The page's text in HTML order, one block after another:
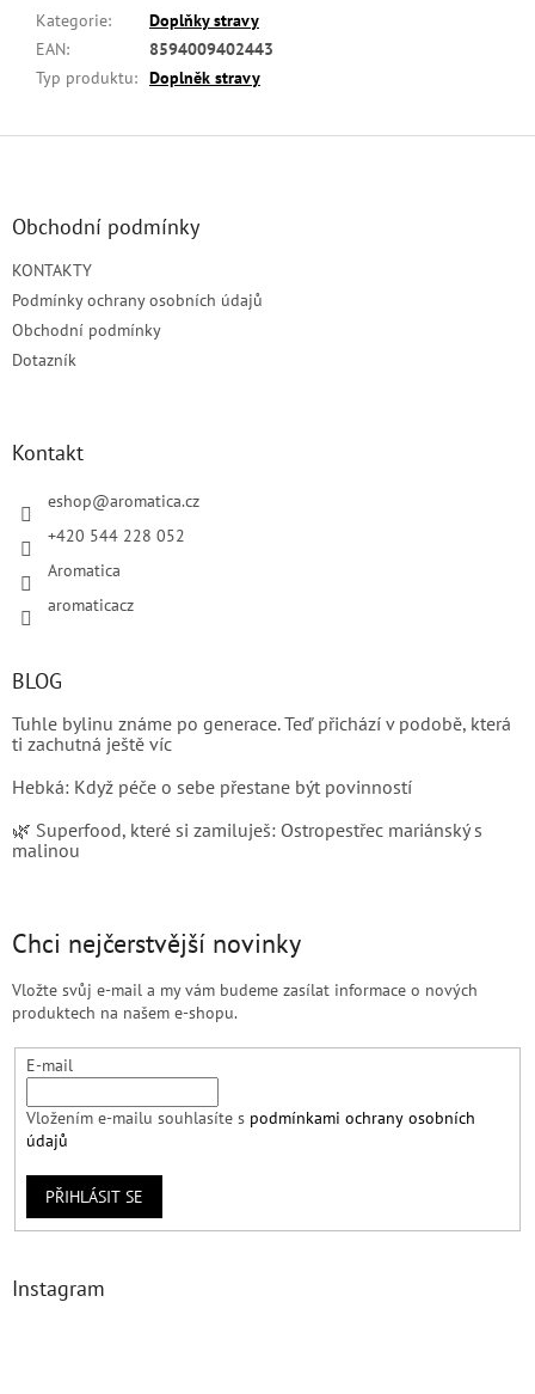
Kategorie:
Doplňky stravy
EAN:
8594009402443
Typ produktu: Doplněk stravy
Z
Obchodní podmínky
KONTAKTY
Podmínky ochrany osobních údajů
Obchodní podmínky
Dotazník
Kontakt
eshop@aromatica.cz
+420 544 228 052
Aromatica
aromaticacz
BLOG
Tuhle bylinu známe po generace. Teď přichází v podobě, která
ti zachutná ještě víc
Hebká: Když péče o sebe přestane být povinností
🌿 Superfood, které si zamiluješ: Ostropestřec mariánský s
malinou
Chci nejčerstvější novinky
Vložte svůj e-mail a my vám budeme zasílat informace o nových
produktech na našem e-shopu.
E-mail
Vložením e-mailu souhlasíte s podmínkami ochrany osobních
údajů
PŘIHLÁSIT SE
Instagram